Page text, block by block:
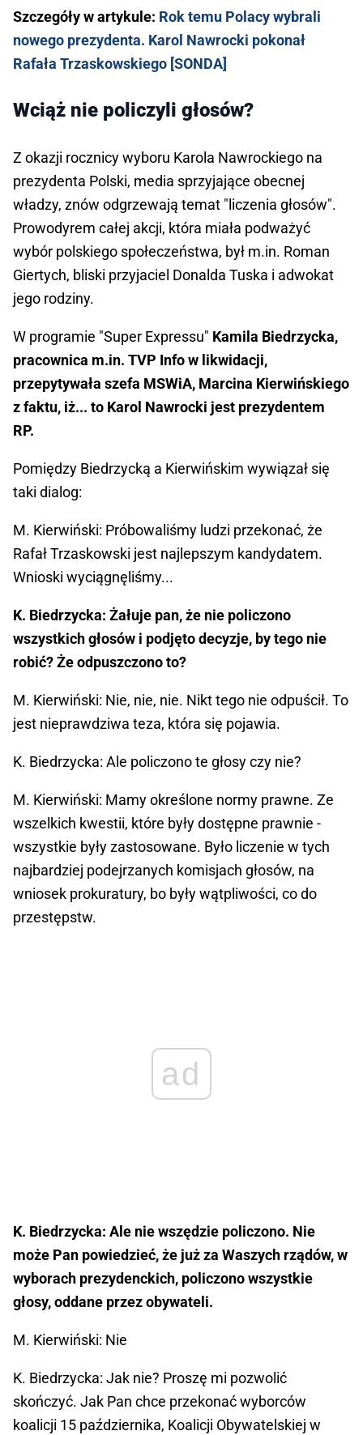
Szczegóły w artykule: Rok temu Polacy wybrali
nowego prezydenta. Karol Nawrocki pokonał
Rafała Trzaskowskiego [SONDA]
Wciąż nie policzyli głosów?
Z okazji rocznicy wyboru Karola Nawrockiego na
prezydenta Polski, media sprzyjające obecnej
władzy, znów odgrzewają temat "liczenia głosów".
Prowodyrem całej akcji, która miała podważyć
wybór polskiego społeczeństwa, był m.in. Roman
Giertych, bliski przyjaciel Donalda Tuska i adwokat
jego rodziny.
W programie "Super Expressu" Kamila Biedrzycka,
pracownica m.in. TVP Info w likwidacji,
przepytywała szefa MSWiA, Marcina Kierwińskiego
z faktu, iż... to Karol Nawrocki jest prezydentem
RP.
Pomiędzy Biedrzycką a Kierwińskim wywiązał się
taki dialog:
M. Kierwiński: Próbowaliśmy ludzi przekonać, że
Rafał Trzaskowski jest najlepszym kandydatem.
Wnioski wyciągnęliśmy...
K. Biedrzycka: Żałuje pan, że nie policzono
wszystkich głosów i podjęto decyzje, by tego nie
robić? Że odpuszczono to?
M. Kierwiński: Nie, nie, nie. Nikt tego nie odpuścił. To
jest nieprawdziwa teza, która się pojawia.
K. Biedrzycka: Ale policzono te głosy czy nie?
M. Kierwiński: Mamy określone normy prawne. Ze
wszelkich kwestii, które były dostępne prawnie -
wszystkie były zastosowane. Było liczenie w tych
najbardziej podejrzanych komisjach głosów, na
wniosek prokuratury, bo były wątpliwości, co do
przestępstw.
ad
K. Biedrzycka: Ale nie wszędzie policzono. Nie
może Pan powiedzieć, że już za Waszych rządów, w
wyborach prezydenckich, policzono wszystkie
głosy, oddane przez obywateli.
M. Kierwiński: Nie
K. Biedrzycka: Jak nie? Proszę mi pozwolić
skończyć. Jak Pan chce przekonać wyborców
koalicji 15 października, Koalicji Obywatelskiej w